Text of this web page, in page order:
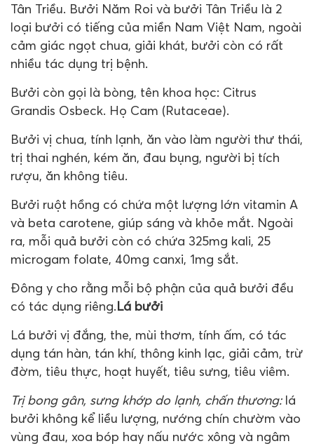
Tân Triều. Bưởi Năm Roi và bưởi Tân Triều là 2
loại bưởi có tiếng của miền Nam Việt Nam, ngoài
cảm giác ngọt chua, giải khát, bưởi còn có rất
nhiều tác dụng trị bệnh.
Bưởi còn gọi là bòng, tên khoa học: Citrus
Grandis Osbeck. Họ Cam (Rutaceae).
Bưởi vị chua, tính lạnh, ăn vào làm người thư thái,
trị thai nghén, kém ăn, đau bụng, người bị tích
rượu, ăn không tiêu.
Bưởi ruột hồng có chứa một lượng lớn vitamin A
và beta carotene, giúp sáng và khỏe mắt. Ngoài
ra, mỗi quả bưởi còn có chứa 325mg kali, 25
microgam folate, 40mg canxi, 1mg sắt.
Đông y cho rằng mỗi bộ phận của quả bưởi đều
có tác dụng riêng.Lá bưởi
Lá bưởi vị đắng, the, mùi thơm, tính ấm, có tác
dụng tán hàn, tán khí, thông kinh lạc, giải cảm, trừ
đờm, tiêu thực, hoạt huyết, tiêu sưng, tiêu viêm.
Trị bong gân, sưng khớp do lạnh, chấn thương: lá
bưởi không kể liều lượng, nướng chín chườm vào
vùng đau, xoa bóp hay nấu nước xông và ngâm